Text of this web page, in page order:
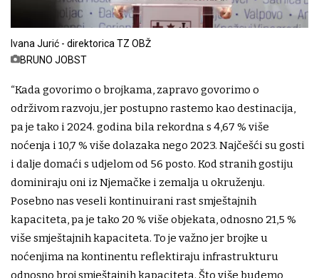
Ivana Jurić - direktorica TZ OBŽ
BRUNO JOBST
“Kada govorimo o brojkama, zapravo govorimo o
održivom razvoju, jer postupno rastemo kao destinacija,
pa je tako i 2024. godina bila rekordna s 4,67 % više
noćenja i 10,7 % više dolazaka nego 2023. Najčešći su gosti
i dalje domaći s udjelom od 56 posto. Kod stranih gostiju
dominiraju oni iz Njemačke i zemalja u okruženju.
Posebno nas veseli kontinuirani rast smještajnih
kapaciteta, pa je tako 20 % više objekata, odnosno 21,5 %
više smještajnih kapaciteta. To je važno jer brojke u
noćenjima na kontinentu reflektiraju infrastrukturu
odnosno broj smještajnih kapaciteta. Što više budemo